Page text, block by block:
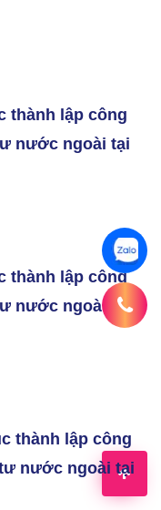
thành lập công
nước ngoài tại
thành lập công
nước ngoài tại
thành lập công
nước ngoài tại